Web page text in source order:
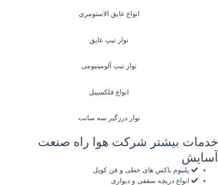
انواع عایق الاستومری
نوار تیپ عایق
نوار تیپ آلومینیومی
انواع فلکسیبل
نوار درزگیر سه سانت
بیشتر شرکت هوا راه صنعت
پلنیوم باکس های خطی و فن کویل
انواع دریچه سقفی و دیواری